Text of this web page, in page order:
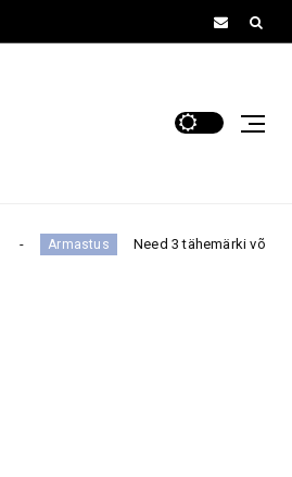
Need 3 tähemärki võivad sulle andeks